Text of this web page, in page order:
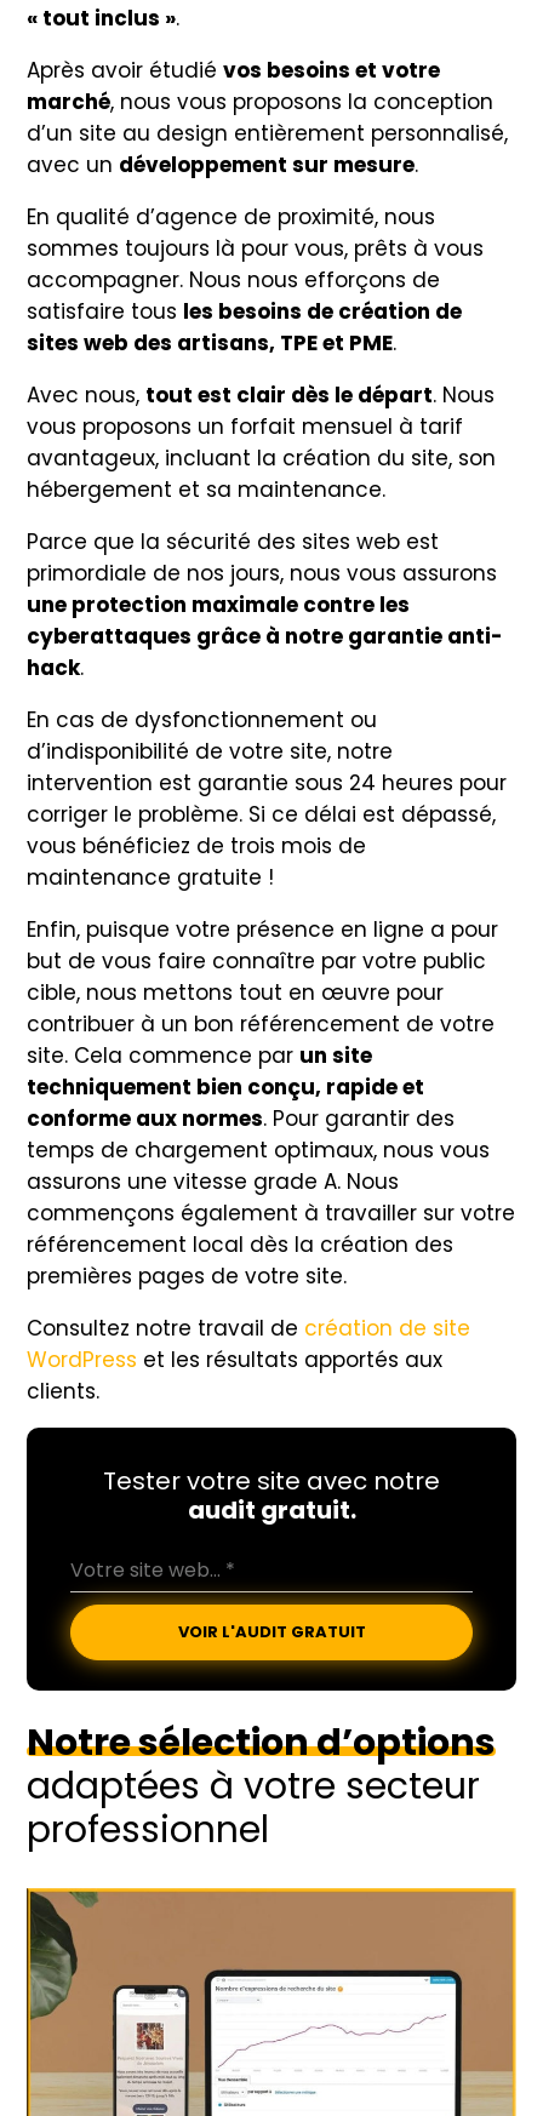
« tout inclus ».
Après avoir étudiévos besoins et votre
marché, nous vous proposons la conception
d’un site au design entièrement personnalisé,
avec un développement sur mesure.
En qualité d’agence de proximité, nous
sommes toujours là pour vous, prêts à vous
accompagner. Nous nous efforçons de
satisfaire tous les besoins de création de
sites web des artisans, TPE et PME.
Avec nous, tout est clair dès le départ. Nous
vous proposons un forfait mensuel à tarif
avantageux, incluant la création du site, son
hébergement et sa maintenance.
Parce que la sécurité des sites web est
primordiale de nos jours, nous vous assurons
une protection maximale contre les
cyberattaques grâce à notre garantie anti-
hack.
En cas de dysfonctionnement ou
d’indisponibilité de votre site, notre
intervention est garantie sous 24 heures pour
corriger le problème. Si ce délai est dépassé,
vous bénéficiez de trois mois de
maintenance gratuite !
Enfin, puisque votre présence en ligne a pour
but de vous faire connaître par votre public
cible, nous mettons tout en œuvre pour
contribuer à un bon référencement de votre
site. Cela commence par un site
techniquement bien conçu, rapide et
conforme aux normes. Pour garantir des
temps de chargement optimaux, nous vous
assurons une vitesse grade A. Nous
commençons également à travailler sur votre
référencement local dès la création des
premières pages de votre site.
Consultez notre travail de création de site
WordPress et les résultats apportés aux
clients.
Tester votre site avec notre
audit gratuit.
VOIR L'AUDIT GRATUIT
Notre sélection d’options
adaptées à votre secteur
professionnel